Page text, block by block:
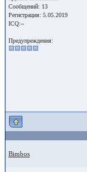
Сообщений: 13
Регистрация: 5.05.2019
ICQ:--
Предупреждения:
Bimbos